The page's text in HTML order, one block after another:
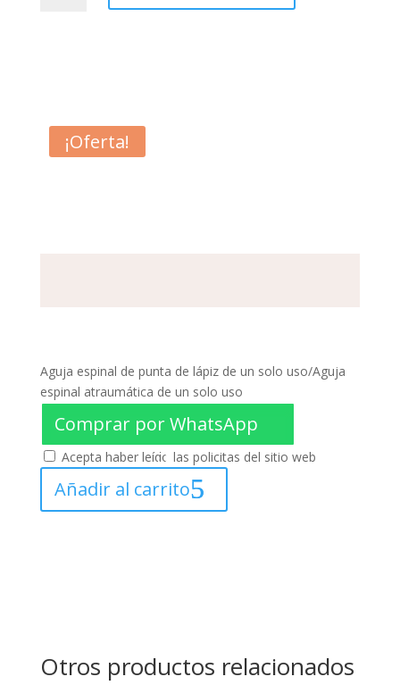
¡Oferta!
Aguja espinal de punta de lápiz de un solo uso/Aguja
espinal atraumática de un solo uso
Comprar por WhatsApp
Acepta haber leído las policitas del sitio web
Añadir al carrito
Otros productos relacionados